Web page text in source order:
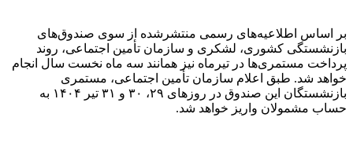
بر اساس اطلاعیه‌های رسمی منتشرشده از سوی صندوق‌های
بازنشستگی کشوری، لشکری و سازمان تأمین اجتماعی، روند
پرداخت مستمری‌ها در تیرماه نیز همانند سه ماه نخست سال انجام
خواهد شد. طبق اعلام سازمان تأمین اجتماعی، مستمری
بازنشستگان این صندوق در روز‌های ۲۹، ۳۰ و ۳۱ تیر ۱۴۰۴ به
حساب مشمولان واریز خواهد شد.